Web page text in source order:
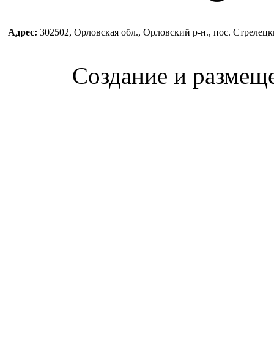
Адрес: 302502, Орловская обл., Орловский р-н., пос.
Создание и